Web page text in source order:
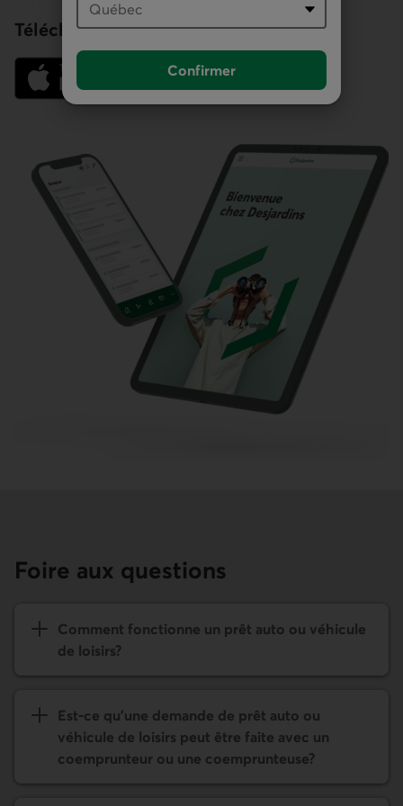
Confirmer
Téléchargez notre application
Lien externe au site. Lien externe au site.
Foire aux questions
Comment fonctionne un prêt auto ou véhicule
de loisirs?
Est-ce qu'une demande de prêt auto ou
véhicule de loisirs peut être faite avec un
coemprunteur ou une coemprunteuse?